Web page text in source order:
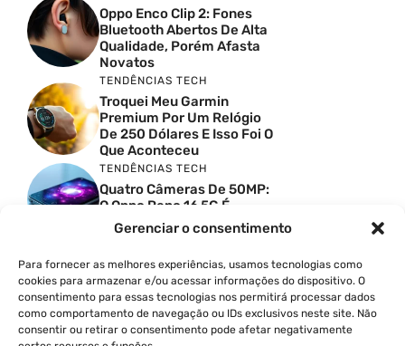
Gerenciar o consentimento
Para fornecer as melhores experiências, usamos tecnologias como
cookies para armazenar e/ou acessar informações do dispositivo. O
consentimento para essas tecnologias nos permitirá processar dados
como comportamento de navegação ou IDs exclusivos neste site. Não
consentir ou retirar o consentimento pode afetar negativamente
Oppo Enco Clip 2: Fones
Bluetooth Abertos De Alta
Qualidade, Porém Afasta
Novatos
TENDÊNCIAS TECH
Troquei Meu Garmin
Premium Por Um Relógio
De 250 Dólares E Isso Foi O
Que Aconteceu
TENDÊNCIAS TECH
Quatro Câmeras De 50MP:
O Oppo Reno 16 5G É
Absurdo
Comparativo De
Especificações Entre O
Vivo X300 Ultra E O
Samsung Galaxy S26 Ultra
PRODUTIVIDADE DIGITAL